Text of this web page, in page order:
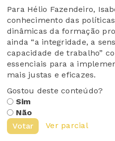
Para Hélio Fazendeiro,
conhecimento das
dinâmicas da formação
ainda “a integridade, a
capacidade de trabalho”
essenciais para a
mais justas e eficazes.
Gostou deste conteúdo?
Sim
Não
Votar
Ver parcial